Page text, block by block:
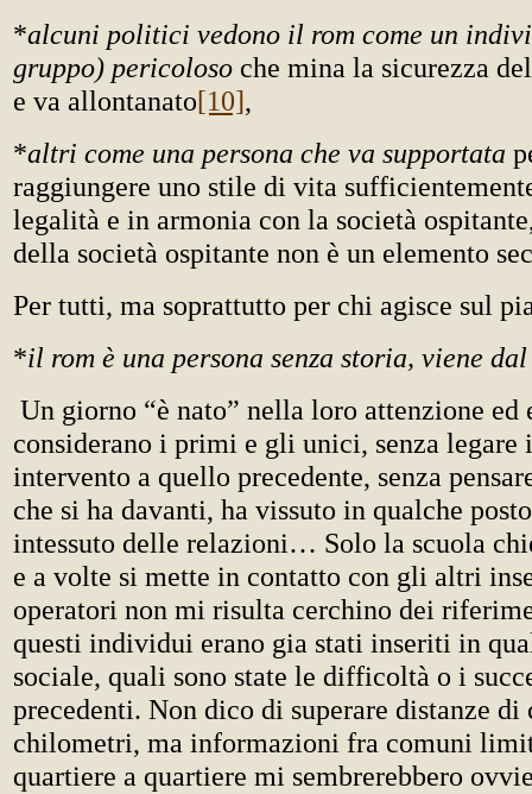
*alcuni politici vedono il rom come un
gruppo) pericoloso che mina la sicurezza
e va allontanato[10],
*altri come una persona che va supportata
raggiungere uno stile di vita
legalità e in armonia con la società
della società ospitante non è un elemento
Per tutti, ma soprattutto per chi agisce sul
*il rom è una persona senza storia, viene
Un giorno “è nato” nella loro attenzione ed
considerano i primi e gli unici, senza legare
intervento a quello precedente, senza
che si ha davanti, ha vissuto in qualche
intessuto delle relazioni… Solo la scuola
e a volte si mette in contatto con gli altri
operatori non mi risulta cerchino dei
questi individui erano gia stati inseriti in
sociale, quali sono state le difficoltà o i
precedenti. Non dico di superare distanze di
chilometri, ma informazioni fra comuni
quartiere a quartiere mi sembrerebbero